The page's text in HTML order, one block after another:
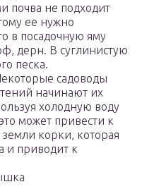
почва не подходит
ее нужно
в посадочную яму
дерн. В суглинистую
песка.
садоводы
начинают их
холодную воду
может привести к
корки, которая
и приводит к